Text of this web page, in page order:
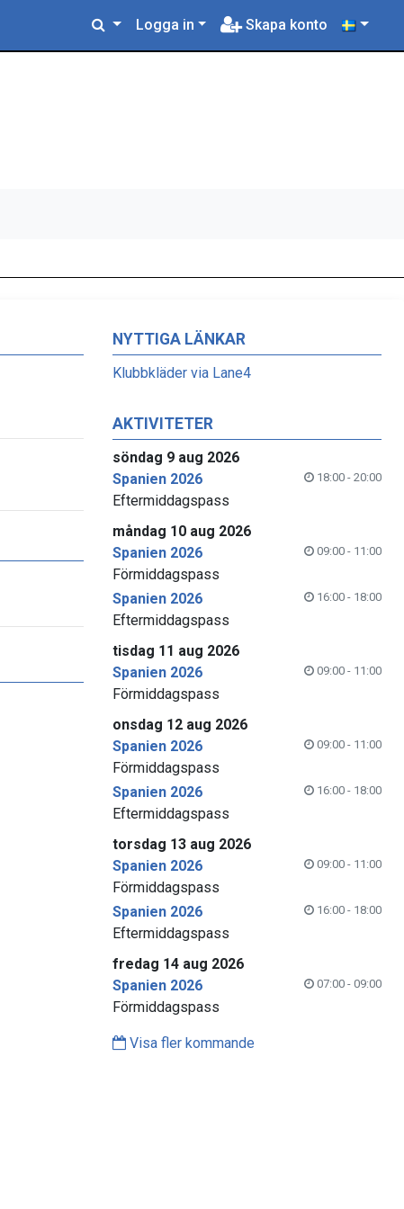
Logga in Skapa konto
NYTTIGA LÄNKAR
Klubbkläder via Lane4
AKTIVITETER
söndag 9 aug 2026
Spanien 2026
18:00 - 20:00
Eftermiddagspass
måndag 10 aug 2026
Spanien 2026
09:00 - 11:00
Förmiddagspass
Spanien 2026
16:00 - 18:00
Eftermiddagspass
tisdag 11 aug 2026
Spanien 2026
09:00 - 11:00
Förmiddagspass
onsdag 12 aug 2026
Spanien 2026
09:00 - 11:00
Förmiddagspass
Spanien 2026
16:00 - 18:00
Eftermiddagspass
torsdag 13 aug 2026
Spanien 2026
09:00 - 11:00
Förmiddagspass
Spanien 2026
16:00 - 18:00
Eftermiddagspass
fredag 14 aug 2026
Spanien 2026
07:00 - 09:00
Förmiddagspass
Visa fler kommande